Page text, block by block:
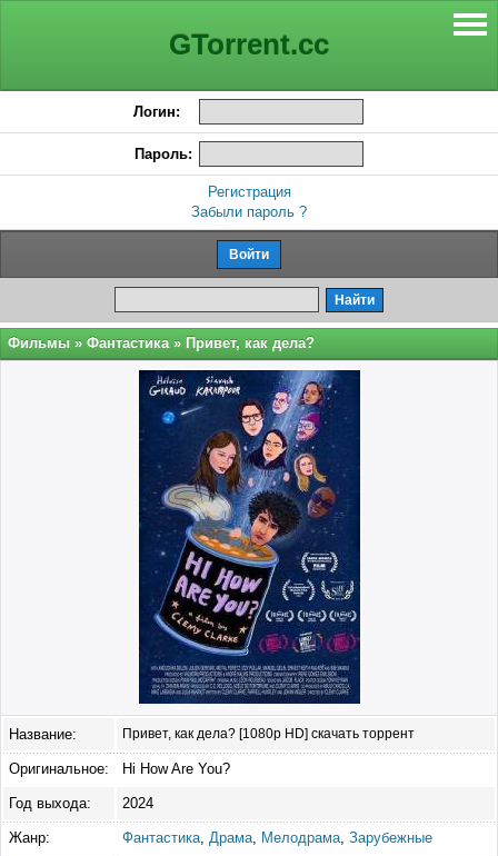
GTorrent.cc
Логин:
Пароль:
Регистрация
Забыли пароль ?
Фильмы » Фантастика » Привет, как дела?
Название: Привет, как дела? [1080p HD] скачать торрент
Оригинальное: Hi How Are You?
Год выхода: 2024
Жанр: Фантастика Драма Мелодрама Зарубежные